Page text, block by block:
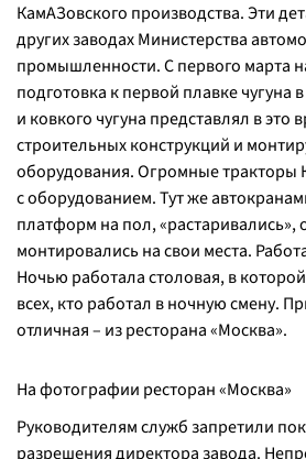
КамАЗовского производства. Эти
других заводах Министерства
промышленности. C первого марта
подготовка к первой плавке чугуна
и ковкого чугуна представлял в это
строительных конструкций и
оборудования. Огромные тракторы
с оборудованием. Тут же
платформ на пол, «растаривались»,
монтировались на свои места.
Ночью работала столовая, в
всех, кто работал в ночную смену.
отличная – из ресторана «Москва».
На фотографии ресторан «Москва»
Руководителям служб запретили
разрешения директора завода.